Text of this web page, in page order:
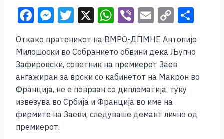
F
c
e
b
o
o
k
M
ss
e
n
g
er
T
tt
er
X W
h
at
s
A
p
p
Vi
b
er
E
m
ai
l
C
p
y
Li
n
k
ar
Откако пратеникот на ВМРО-ДПМНЕ Антонијо
Милошоски во Собранието обвини дека Љупчо
Зафировски, советник на премиерот Заев
ангажиран за врски со кабинетот на Макрон во
Франција, не е поврзан со дипломатија, туку
извезува во Србија и Франција во име на
фирмите на Заеви, следуваше демант лично од
премиерот.